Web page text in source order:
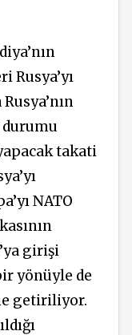
Rusya’yı
durumu
takati
NATO
girişi
yönüyle de
getiriliyor.